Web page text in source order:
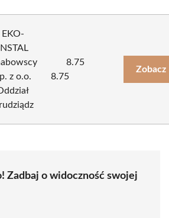
EKO-
INSTAL
z o.o.
8.75
8.75
Zobacz
Zadbaj o widoczność swojej